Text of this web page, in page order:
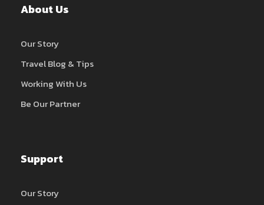
About Us
Our Story
Travel Blog & Tips
Working With Us
Be Our Partner
Support
Our Story